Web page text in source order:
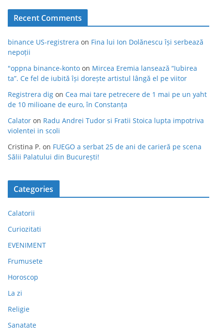
Recent Comments
binance US-registrera on Fina lui Ion Dolănescu își serbează
nepoții
"oppna binance-konto on Mircea Eremia lansează “Iubirea
ta”. Ce fel de iubită își dorește artistul lângă el pe viitor
Registrera dig on Cea mai tare petrecere de 1 mai pe un yaht
de 10 milioane de euro, în Constanța
Calator on Radu Andrei Tudor si Fratii Stoica lupta impotriva
violentei in scoli
Cristina P. on FUEGO a serbat 25 de ani de carieră pe scena
Sălii Palatului din București!
Categories
Calatorii
Curiozitati
EVENIMENT
Frumusete
Horoscop
La zi
Religie
Sanatate